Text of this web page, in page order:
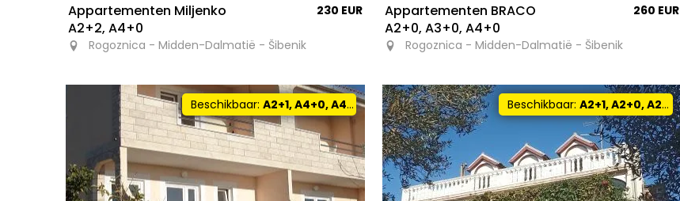
Appartementen Miljenko
A2+2, A4+0
230 EUR
Rogoznica - Midden-Dalmatië - Šibenik
Appartementen BRACO
A2+0, A3+0, A4+0
260 EUR
Rogoznica - Midden-Dalmatië - Šibenik
Beschikbaar:A2+1, A4+0, A4+1 Beschikbaar:A2+1, A2+0, A2+2, A4+0, A5+1